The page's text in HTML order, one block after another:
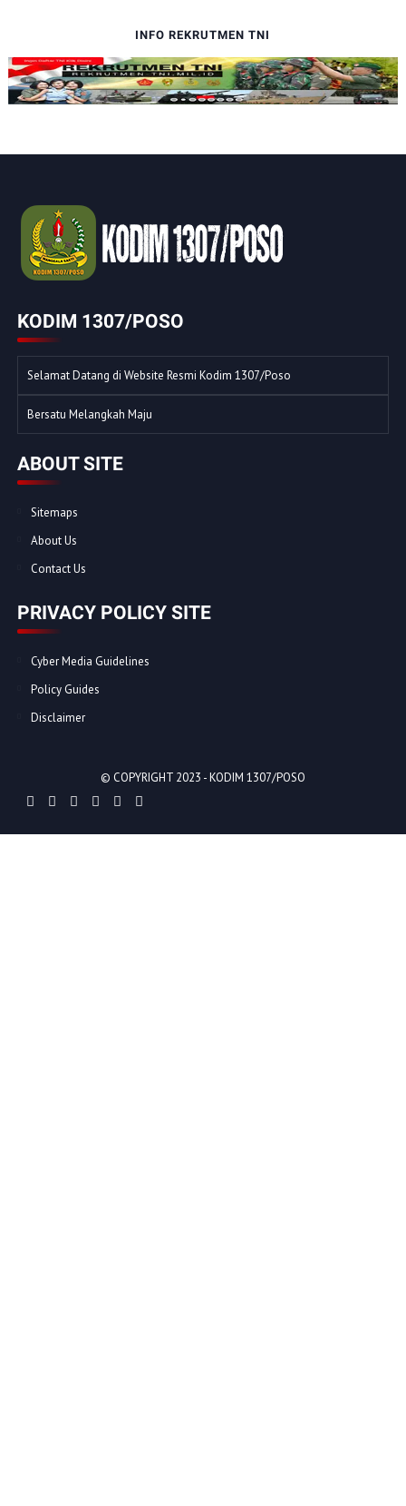
INFO REKRUTMEN TNI
KODIM 1307/POSO
Selamat Datang di Website Resmi Kodim 1307/Poso
Bersatu Melangkah Maju
ABOUT SITE
Sitemaps
About Us
Contact Us
PRIVACY POLICY SITE
Cyber Media Guidelines
Policy Guides
Disclaimer
© COPYRIGHT 2023 -KODIM 1307/POSO